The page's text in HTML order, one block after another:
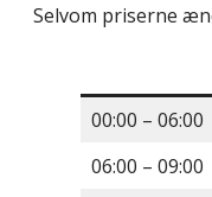
Selvom priserne
00:00 – 06:00
06:00 – 09:00